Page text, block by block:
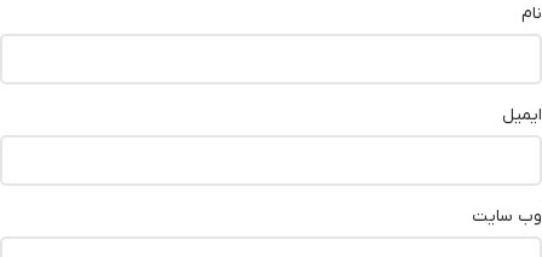
نام
ایمیل
وب‌ سایت